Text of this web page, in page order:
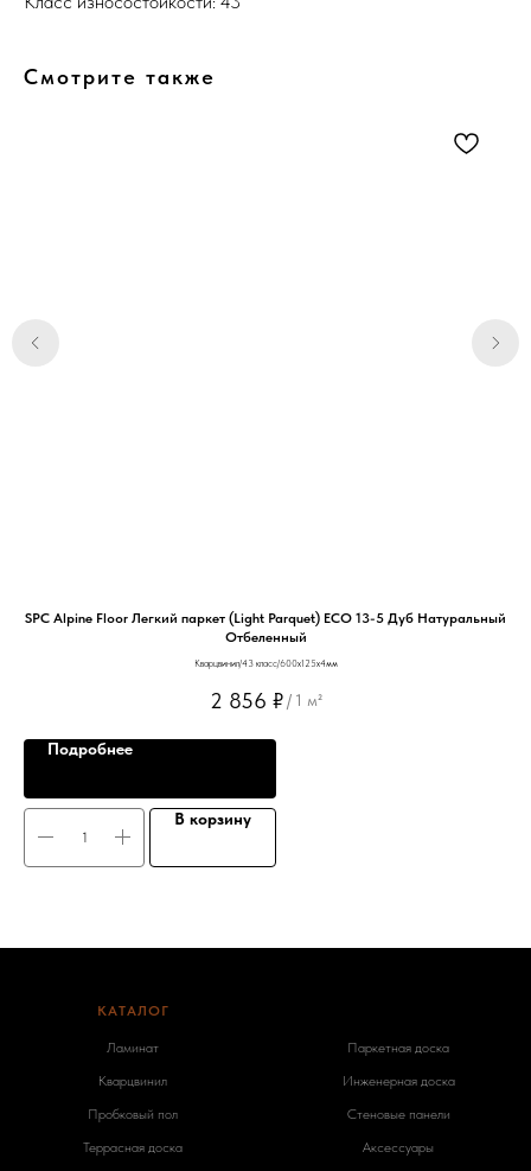
Смотрите также
SPC Alpine Floor Легкий паркет (Light Parquet) ЕСО 13-5 Дуб Натуральный
Отбеленный
Кварцвинил/43 класс/600х125х4мм
2 856 ₽/ 1 м²
Подробнее
В корзину
КАТАЛОГ
Ламинат
Кварцвинил
Пробковый пол
Террасная доска
Паркетная доска
Инженерная доска
Стеновые панели
Аксессуары